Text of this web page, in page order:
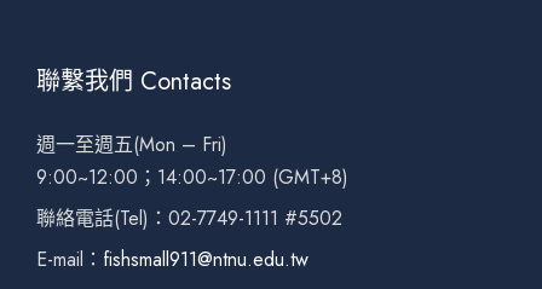
聯繫我們 Contacts
週一至週五(Mon – Fri)
9:00~12:00；14:00~17:00 (GMT+8)
聯絡電話(Tel)：02-7749-1111 #5502
E-mail： fishsmall911@ntnu.edu.tw